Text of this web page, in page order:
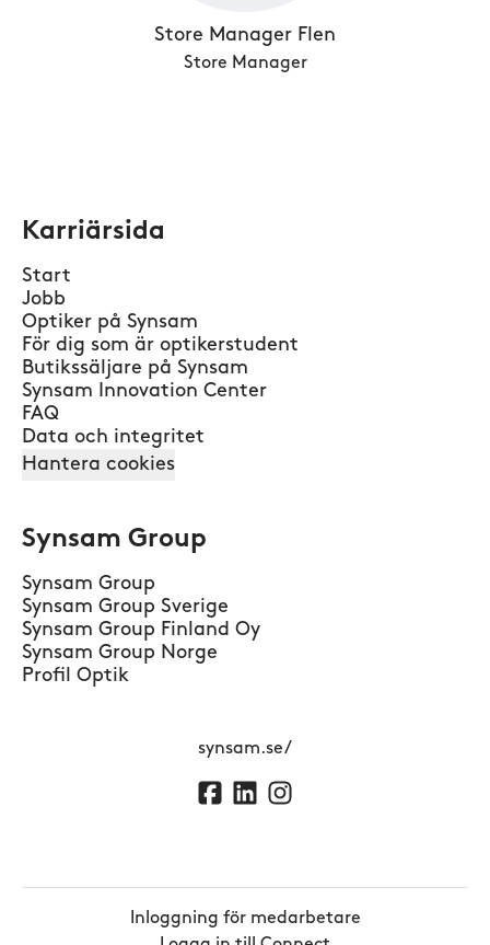
Store Manager Flen
Store Manager
Karriärsida
Start
Jobb
Optiker på Synsam
För dig som är optikerstudent
Butikssäljare på Synsam
Synsam Innovation Center
FAQ
Data och integritet
Hantera cookies
Synsam Group
Synsam Group
Synsam Group Sverige
Synsam Group Finland Oy
Synsam Group Norge
Profil Optik
synsam.se/
Inloggning för medarbetare